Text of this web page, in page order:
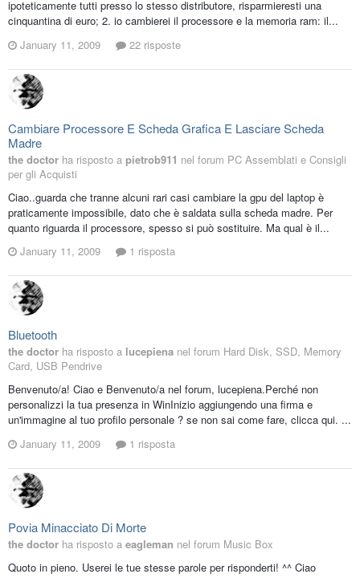
ipoteticamente tutti presso lo stesso distributore, risparmieresti una
cinquantina di euro; 2. io cambierei il processore e la memoria ram: il...
January 11, 2009
22 risposte
Cambiare Processore E Scheda Grafica E Lasciare Scheda
Madre
the doctor ha risposto a pietrob911 nel forum PC Assemblati e Consigli
per gli Acquisti
Ciao..guarda che tranne alcuni rari casi cambiare la gpu del laptop è
praticamente impossibile, dato che è saldata sulla scheda madre. Per
quanto riguarda il processore, spesso si può sostituire. Ma qual è il...
January 11, 2009
1 risposta
Bluetooth
the doctor ha risposto a lucepiena nel forum Hard Disk, SSD, Memory
Card, USB Pendrive
Benvenuto/a! Ciao e Benvenuto/a nel forum, lucepiena.Perché non
personalizzi la tua presenza in WinInizio aggiungendo una firma e
un'immagine al tuo profilo personale ? se non sai come fare, clicca qui. ...
January 11, 2009
1 risposta
Povia Minacciato Di Morte
the doctor ha risposto a eagleman nel forum Music Box
Quoto in pieno. Userei le tue stesse parole per risponderti! ^^ Ciao